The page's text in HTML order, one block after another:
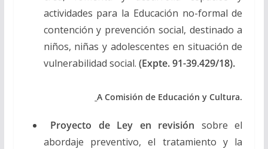
actividades para la Educación no-formal de
contención y prevención social, destinado a
niños, niñas y adolescentes en situación de
vulnerabilidad social. (Expte. 91-39.429/18).
A Comisión de Educación y Cultura.
Proyecto de Ley en revisión sobre el
abordaje preventivo, el tratamiento y la